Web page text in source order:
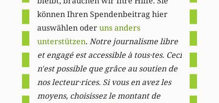
können Ihren Spendenbeitrag hier
auswählen oderuns anders
unterstützen. Notre journalisme libre
et engagé est accessible à tous·tes. Ceci
n'est possible que grâce au soutien de
nos lecteur·rices. Si vous en avez les
moyens, choisissez le montant de